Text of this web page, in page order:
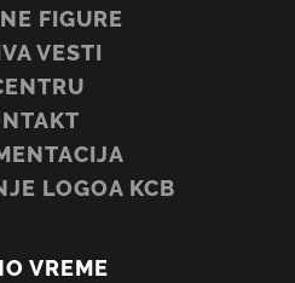
FIGURE
VESTI
LOGOA KCB
VREME